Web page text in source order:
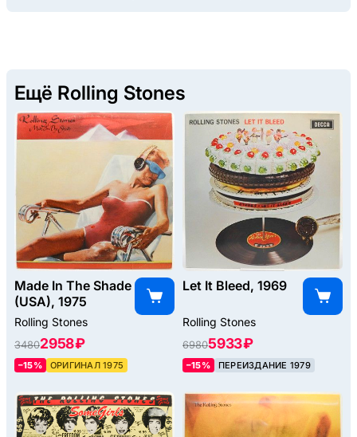
Ещё Rolling Stones
Made In The Shade
(USA), 1975
Rolling Stones
34802958 ₽
–15% ОРИГИНАЛ 1975
Let It Bleed, 1969
Rolling Stones
69805933 ₽
–15% ПЕРЕИЗДАНИЕ 1979